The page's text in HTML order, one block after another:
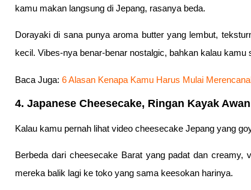
kamu makan langsung di Jepang, rasanya beda.
Dorayaki di sana punya aroma butter yang lembut,
kecil. Vibes-nya benar-benar nostalgic, bahkan kalau kamu
Baca Juga: 6 Alasan Kenapa Kamu Harus Mulai
4. Japanese Cheesecake, Ringan Kayak Awan
Kalau kamu pernah lihat video cheesecake Jepang yang
Berbeda dari cheesecake Barat yang padat dan
mereka balik lagi ke toko yang sama keesokan harinya.